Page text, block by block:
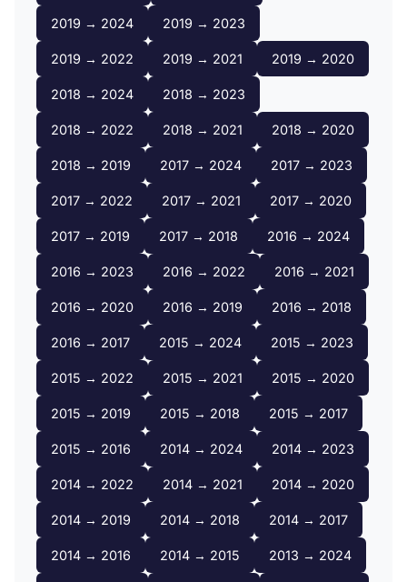
2019 → 2024 2019 → 2023
2019 → 2022 2019 → 2021 2019 → 2020
2018 → 2024 2018 → 2023
2018 → 2022 2018 → 2021 2018 → 2020
2018 → 2019 2017 → 2024 2017 → 2023
2017 → 2022 2017 → 2021 2017 → 2020
2017 → 2019 2017 → 2018 2016 → 2024
2016 → 2023 2016 → 2022 2016 → 2021
2016 → 2020 2016 → 2019 2016 → 2018
2016 → 2017 2015 → 2024 2015 → 2023
2015 → 2022 2015 → 2021 2015 → 2020
2015 → 2019 2015 → 2018 2015 → 2017
2015 → 2016 2014 → 2024 2014 → 2023
2014 → 2022 2014 → 2021 2014 → 2020
2014 → 2019 2014 → 2018 2014 → 2017
2014 → 2016 2014 → 2015 2013 → 2024